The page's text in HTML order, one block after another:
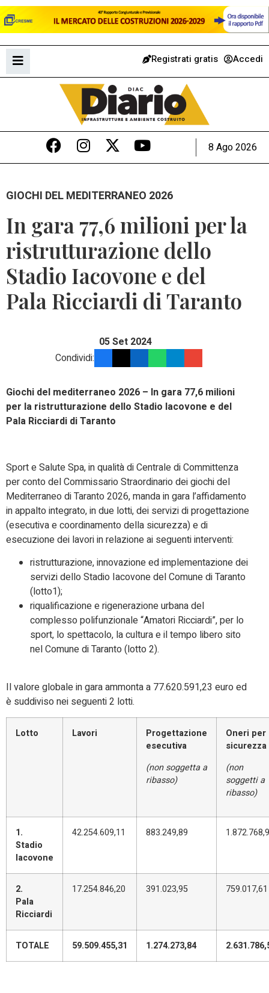
Registrati gratis Accedi
8 Ago 2026
GIOCHI DEL MEDITERRANEO 2026
In gara 77,6 milioni per la
ristrutturazione dello
Stadio Iacovone e del
Pala Ricciardi di Taranto
05 Set 2024
Condividi:
Giochi del mediterraneo 2026 – In gara 77,6 milioni
per la ristrutturazione dello Stadio Iacovone e del
Pala Ricciardi di Taranto
Sport e Salute Spa, in qualità di Centrale di Committenza
per conto del Commissario Straordinario dei giochi del
Mediterraneo di Taranto 2026, manda in gara l’affidamento
in appalto integrato, in due lotti, dei servizi di progettazione
(esecutiva e coordinamento della sicurezza) e di
esecuzione dei lavori in relazione ai seguenti interventi:
ristrutturazione, innovazione ed implementazione dei
servizi dello Stadio Iacovone del Comune di Taranto
(lotto1);
riqualificazione e rigenerazione urbana del
complesso polifunzionale “Amatori Ricciardi”, per lo
sport, lo spettacolo, la cultura e il tempo libero sito
nel Comune di Taranto (lotto 2).
Il valore globale in gara ammonta a 77.620.591,23 euro ed
è suddiviso nei seguenti 2 lotti.
Lotto Lavori
Progettazione
esecutiva
(non soggetta a
ribasso)
Oneri per
sicurezza
(non
soggetti a
ribasso)
1.
Stadio
Iacovone
42.254.609,11 883.249,89
2.
Pala
Ricciardi
17.254.846,20 391.023,95 759.017,61
TOTALE 59.509.455,31 1.274.273,84